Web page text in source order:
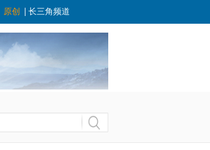
原创 长三角频道